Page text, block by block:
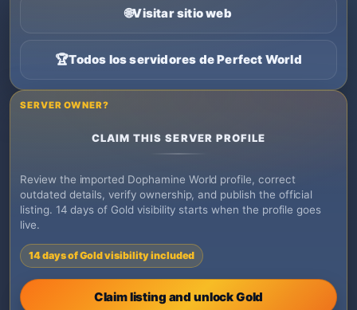
🌐Visitar sitio web
🏆Todos los servidores de Perfect World
SERVER OWNER?
CLAIM THIS SERVER PROFILE
Review the imported Dophamine World profile, correct
outdated details, verify ownership, and publish the official
listing. 14 days of Gold visibility starts when the profile goes
live.
14 days of Gold visibility included
Claim listing and unlock Gold